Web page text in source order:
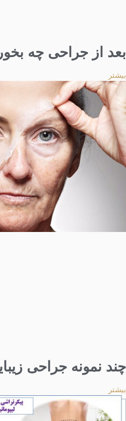
بعد از جراحی چه
بیشتر
چند نمونه جراحی
بیشتر